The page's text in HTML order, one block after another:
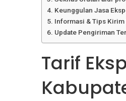
Keunggulan Jasa
Informasi & Tips Kirim
Update Pengiriman
Tarif